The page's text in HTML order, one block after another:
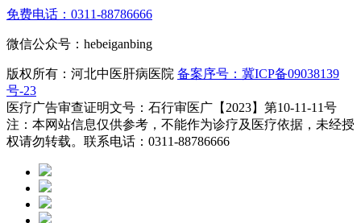
免费电话：0311-88786666
微信公众号：hebeiganbing
版权所有：河北中医肝病医院 备案序号：冀ICP备09038139
号-23
医疗广告审查证明文号：石行审医广【2023】第10-11-11号
注：本网站信息仅供参考，不能作为诊疗及医疗依据，未经授
权请勿转载。联系电话：0311-88786666